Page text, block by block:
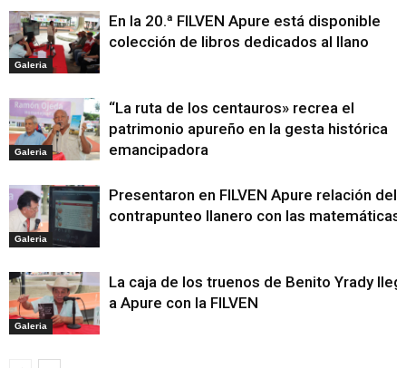
Galeria
En la 20.ª FILVEN Apure está disponible
colección de libros dedicados al llano
Galeria
“La ruta de los centauros» recrea el
patrimonio apureño en la gesta histórica
emancipadora
Galeria
Presentaron en FILVEN Apure relación del
contrapunteo llanero con las matemáticas
Galeria
La caja de los truenos de Benito Yrady
a Apure con la FILVEN